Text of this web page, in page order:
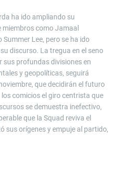
ha ido ampliando su
miembros como Jamaal
Summer Lee, pero se ha ido
discurso. La tregua en el seno
sus profundas divisiones en
y geopolíticas, seguirá
que decidirán el futuro
comicios el giro centrista que
se demuestra inefectivo,
que la Squad reviva el
sus orígenes y empuje al partido,